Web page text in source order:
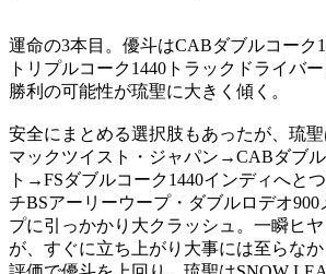
運命の3本目。優斗はCABダブルコーク
トリプルコーク1440トラックドライバ
勝利の可能性が琉聖に大きく傾く。
安全にまとめる選択肢もあったが、琉
マックツイスト・ジャパン→CABダブ
ト→FSダブルコーク1440インディへと
チBSアーリーウープ・ダブルロデオ900
プに引っかかり大クラッシュ。一瞬ヒ
が、すぐに立ち上がり大事には至らな